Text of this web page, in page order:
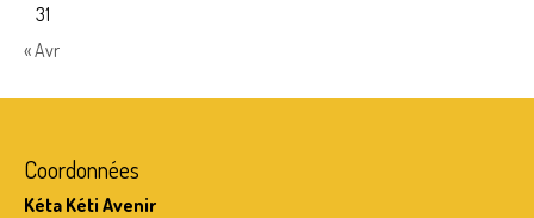
31
« Avr
Coordonnées
Kéta Kéti Avenir